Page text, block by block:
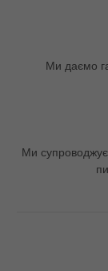
Ми даємо
Ми